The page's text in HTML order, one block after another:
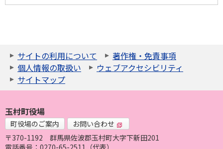
サイトの利用について
著作権・免責事項
個人情報の取扱い
ウェブアクセシビリティ
サイトマップ
玉村町役場
町役場のご案内
お問い合わせ
〒370-1192
群馬県佐波郡玉村町大字下新田201